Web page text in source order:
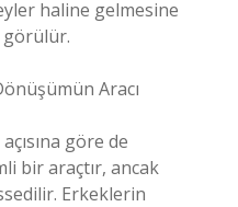
haline gelmesine
görülür.
Aracı
göre de
bir araçtır, ancak
Erkeklerin